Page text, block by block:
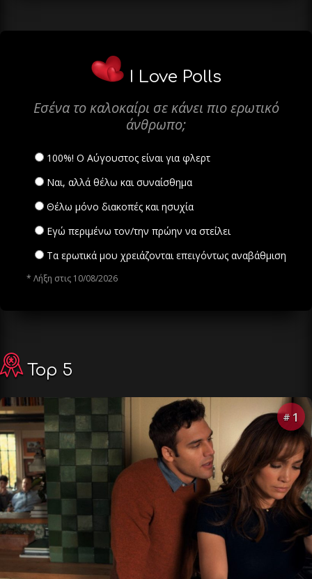
I Love Polls
Εσένα το καλοκαίρι σε κάνει πιο ερωτικό
άνθρωπο;
100%! Ο Αύγουστος είναι για φλερτ
Ναι, αλλά θέλω και συναίσθημα
Θέλω μόνο διακοπές και ησυχία
Εγώ περιμένω τον/την πρώην να στείλει
Τα ερωτικά μου χρειάζονται επειγόντως αναβάθμιση
* Λήξη στις 10/08/2026
Top 5
# 1